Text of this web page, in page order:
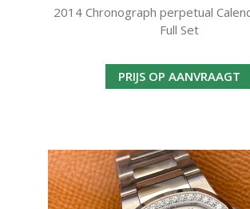
2014 Chronograph perpetual
Full Set
PRIJS OP AANVRAAGT